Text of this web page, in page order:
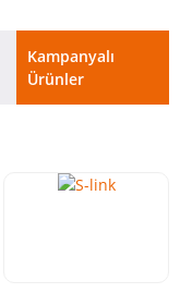
Kampanyalı
Ürünler